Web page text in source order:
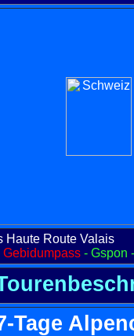
Haute Route Valais
- Gspon
Tage